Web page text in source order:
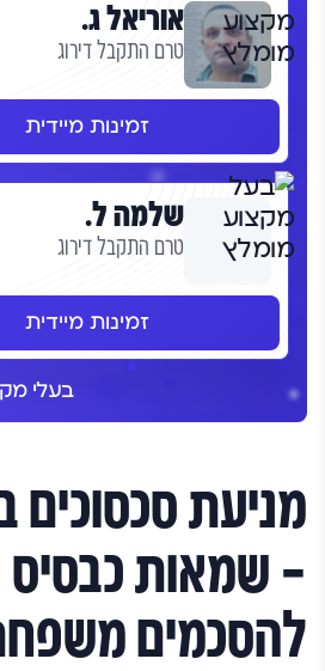
אוריאל ג.
טרם התקבל דירוג
זמינות מיידית
שלמה ל.
טרם התקבל דירוג
זמינות מיידית
בעלי
מניעת סכסוכים
– שמאות כבסיס
להסכמים